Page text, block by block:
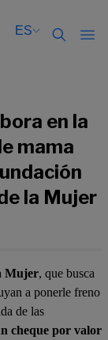
ES
en la
mama
la Mujer
Mujer, que busca
a ponerle freno
de las
cheque por valor